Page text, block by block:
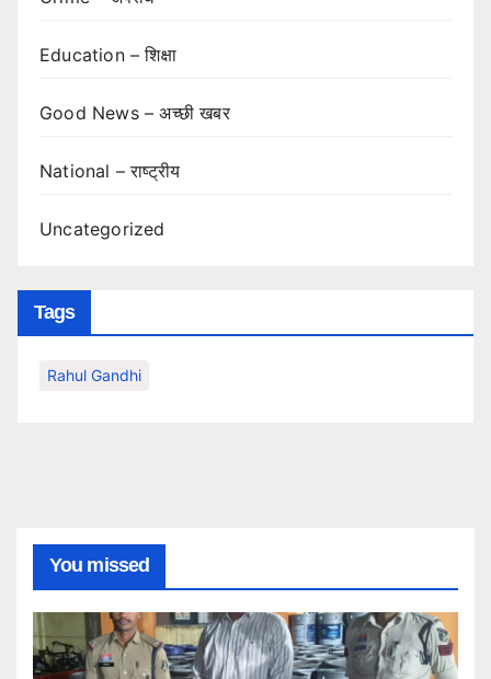
Education – शिक्षा
Good News – अच्छी खबर
National – राष्ट्रीय
Uncategorized
Tags
Rahul Gandhi
You missed